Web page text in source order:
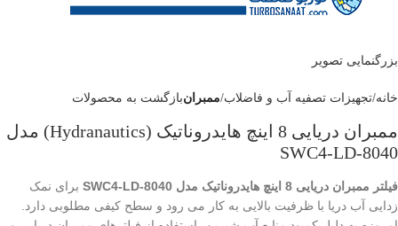
بزرگنمایی تصویر
خانه تجهیزات تصفیه آب و فاضلاب ممبرانبازگشت به محصولات
ممبران دریایی 8 اینچ هایدروناتیک (Hydranautics) مدل
SWC4-LD-8040
فیلتر ممبران دریایی 8 اینچ هایدروناتیک مدل SWC4-LD-8040
برای نمک
زدایی آب دریا با ظرفیت بالایی به کار می رود و سطح کیفی مطلوبی دارد.